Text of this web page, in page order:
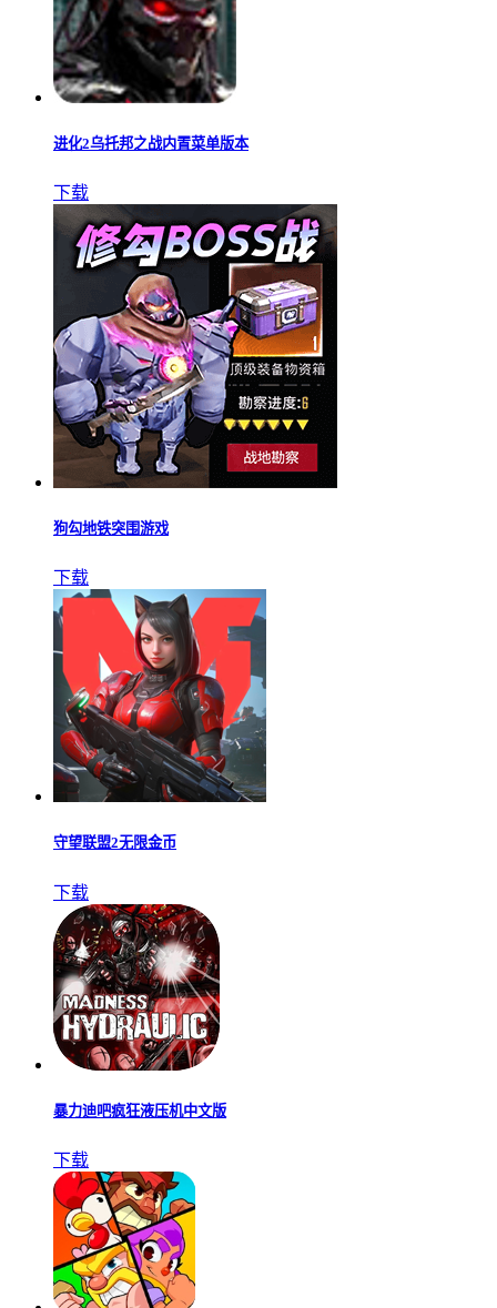
进化2乌托邦之战内置菜单版本
下载
狗勾地铁突围游戏
下载
守望联盟2无限金币
下载
暴力迪吧疯狂液压机中文版
下载